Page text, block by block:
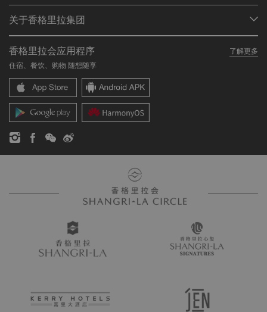
餐厅与酒吧
加入香格里拉会
常见问题
联络我们
关于香格里拉集团
我们的酒店品牌
香格里拉中心
香格里拉公寓
联系方式
职业发展
企业社会责任
新闻稿
香格里拉会应用程序
了解更多
住宿、餐饮、购物 随想随享